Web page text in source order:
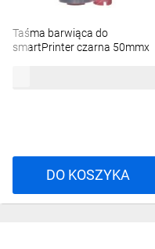
Taśma barwiąca do
smartPrinter czarna 50mmx
DO KOSZYKA